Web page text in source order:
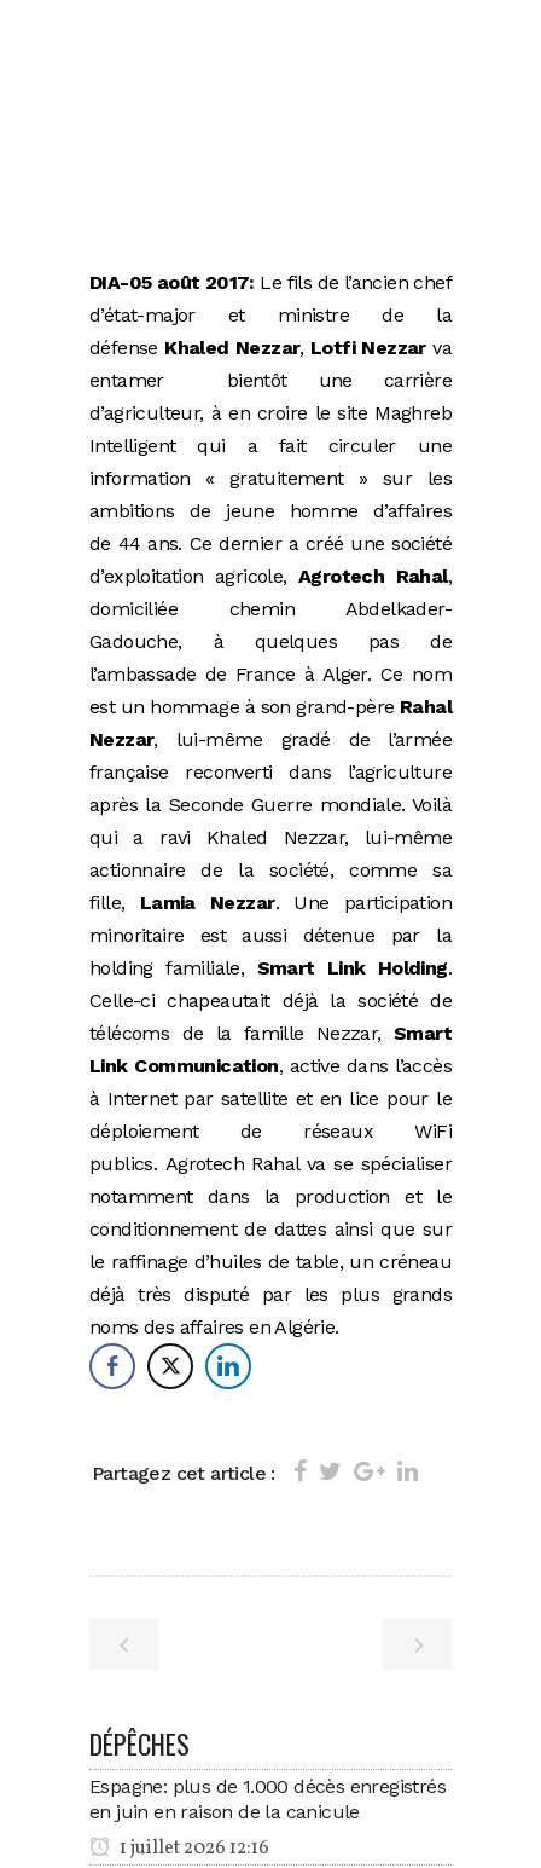
DIA-05 août 2017: Le fils de l’ancien chef
d’état-major et ministre de la
défense Khaled Nezzar, Lotfi Nezzarva
entamer bientôt une carrière
d’agriculteur, à en croire le site Maghreb
Intelligent qui a fait circuler une
information « gratuitement » sur les
ambitions de jeune homme d’affaires
de 44 ans. Ce dernier a créé une société
d’exploitation agricole, Agrotech Rahal,
domiciliée chemin Abdelkader-
Gadouche, à quelques pas de
l’ambassade de France à Alger. Ce nom
est un hommage à son grand-père Rahal
Nezzar, lui-même gradé de l’armée
française reconverti dans l’agriculture
après la Seconde Guerre mondiale. Voilà
qui a ravi Khaled Nezzar, lui-même
actionnaire de la société, comme sa
fille, Lamia Nezzar. Une participation
minoritaire est aussi détenue par la
holding familiale, Smart Link Holding.
Celle-ci chapeautait déjà la société de
télécoms de la famille Nezzar, Smart
Link Communication, active dans l’accès
à Internet par satellite et en lice pour le
déploiement de réseaux WiFi
publics. Agrotech Rahal va se spécialiser
notamment dans la production et le
conditionnement de dattes ainsi que sur
le raffinage d’huiles de table, un créneau
déjà très disputé par les plus grands
noms des affaires en Algérie.
Partagez cet article :
DÉPÊCHES
Espagne: plus de 1.000 décès enregistrés
en juin en raison de la canicule
1 juillet 2026 12:16